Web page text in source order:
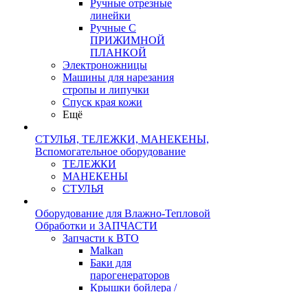
Ручные отрезные
линейки
Ручные С
ПРИЖИМНОЙ
ПЛАНКОЙ
Электроножницы
Машины для нарезания
стропы и липучки
Спуск края кожи
Ещё
СТУЛЬЯ, ТЕЛЕЖКИ, МАНЕКЕНЫ,
Вспомогательное оборудование
ТЕЛЕЖКИ
МАНЕКЕНЫ
СТУЛЬЯ
Оборудование для Влажно-Тепловой
Обработки и ЗАПЧАСТИ
Запчасти к ВТО
Malkan
Баки для
парогенераторов
Крышки бойлера /